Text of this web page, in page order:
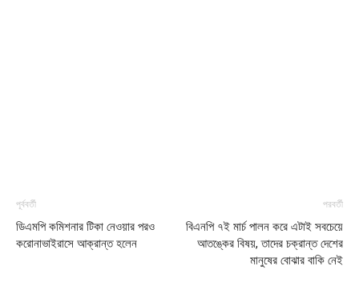
পূর্ববর্তী
ডিএমপি কমিশনার টিকা নেওয়ার পরও
করোনাভাইরাসে আক্রান্ত হলেন
পরবর্তী
বিএনপি ৭ই মার্চ পালন করে এটাই সবচেয়ে
আতঙ্কের বিষয়, তাদের চক্রান্ত দেশের
মানুষের বোঝার বাকি নেই